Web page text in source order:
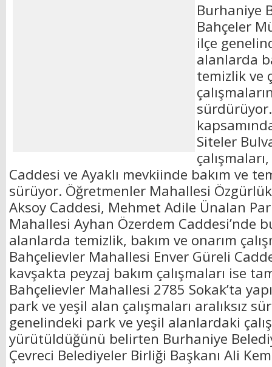
Burhaniye
Bahçeler
ilçe
alanlarda
temizlik ve
Siteler
Caddesi ve Ayaklı mevkiinde bakım ve
sürüyor. Öğretmenler Mahallesi
Aksoy Caddesi, Mehmet Adile Ünalan
Mahallesi Ayhan Özerdem Caddesi’nde
alanlarda temizlik, bakım ve onarım
Bahçelievler Mahallesi Enver Güreli
kavşakta peyzaj bakım çalışmaları ise
Bahçelievler Mahallesi 2785 Sokak’ta
park ve yeşil alan çalışmaları aralıksız
genelindeki park ve yeşil alanlardaki
yürütüldüğünü belirten Burhaniye
Çevreci Belediyeler Birliği Başkanı Ali